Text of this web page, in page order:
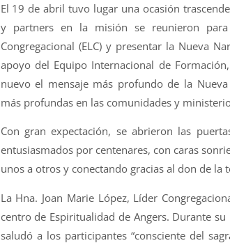
El 19 de abril tuvo lugar una ocasión
y partners en la misión se reunieron
Congregacional (ELC) y presentar la Nueva
apoyo del Equipo Internacional de
nuevo el mensaje más profundo de la
más profundas en las comunidades y
Con gran expectación, se abrieron las
entusiasmados por centenares, con caras
unos a otros y conectando gracias al don de la
La Hna. Joan Marie López, Líder
centro de Espiritualidad de Angers. Durante
saludó a los participantes “consciente del